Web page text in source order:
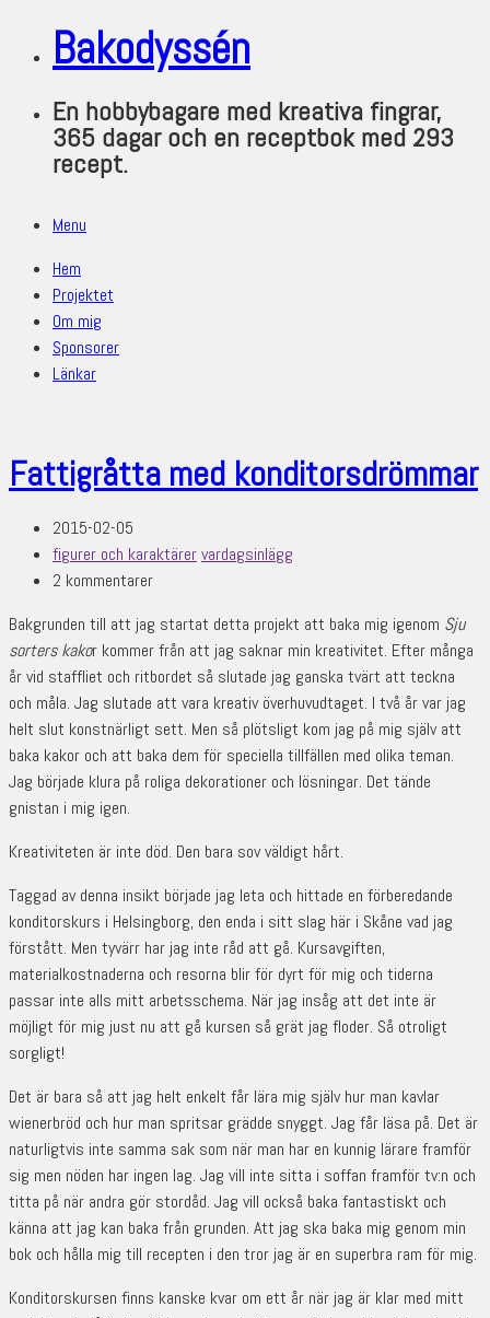
Bakodyssén
En hobbybagare med kreativa fingrar,
365 dagar och en receptbok med 293
recept.
Menu
Hem
Projektet
Om mig
Sponsorer
Länkar
Fattigråtta med konditorsdrömmar
2015-02-05
figurer och karaktärervardagsinlägg
2 kommentarer
Bakgrunden till att jag startat detta projekt att baka mig igenom Sju
sorters kakor kommer från att jag saknar min kreativitet. Efter många
år vid staffliet och ritbordet så slutade jag ganska tvärt att teckna
och måla. Jag slutade att vara kreativ överhuvudtaget. I två år var jag
helt slut konstnärligt sett. Men så plötsligt kom jag på mig själv att
baka kakor och att baka dem för speciella tillfällen med olika teman.
Jag började klura på roliga dekorationer och lösningar. Det tände
gnistan i mig igen.
Kreativiteten är inte död. Den bara sov väldigt hårt.
Taggad av denna insikt började jag leta och hittade en förberedande
konditorskurs i Helsingborg, den enda i sitt slag här i Skåne vad jag
förstått. Men tyvärr har jag inte råd att gå. Kursavgiften,
materialkostnaderna och resorna blir för dyrt för mig och tiderna
passar inte alls mitt arbetsschema. När jag insåg att det inte är
möjligt för mig just nu att gå kursen så grät jag floder. Så otroligt
sorgligt!
Det är bara så att jag helt enkelt får lära mig själv hur man kavlar
wienerbröd och hur man spritsar grädde snyggt. Jag får läsa på. Det är
naturligtvis inte samma sak som när man har en kunnig lärare framför
sig men nöden har ingen lag. Jag vill inte sitta i soffan framför tv:n och
titta på när andra gör stordåd. Jag vill också baka fantastiskt och
känna att jag kan baka från grunden. Att jag ska baka mig genom min
bok och hålla mig till recepten i den tror jag är en superbra ram för mig.
Konditorskursen finns kanske kvar om ett år när jag är klar med mitt